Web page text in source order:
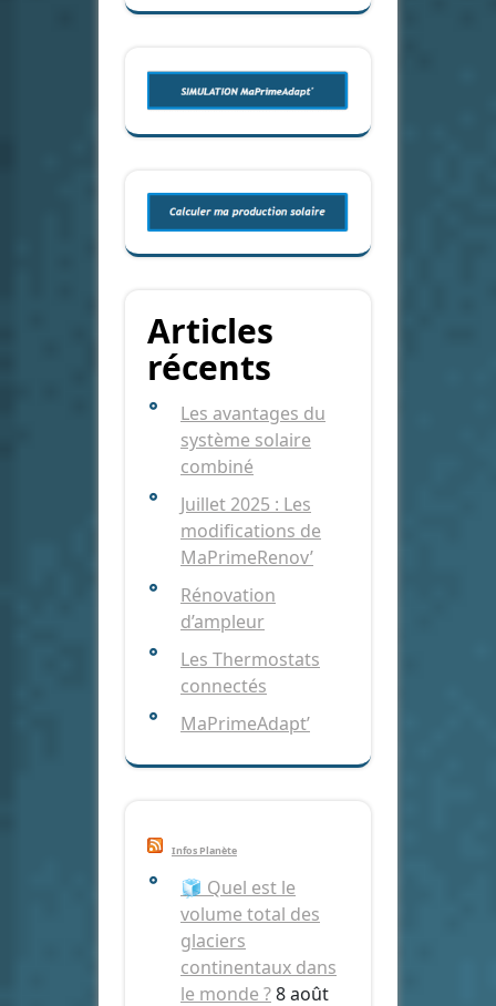
Articles
récents
Les avantages du
système solaire
combiné
Juillet 2025 : Les
modifications de
MaPrimeRenov’
Rénovation
d’ampleur
Les Thermostats
connectés
MaPrimeAdapt’
Infos Planète
🧊 Quel est le
volume total des
glaciers
continentaux dans
le monde ?8 août